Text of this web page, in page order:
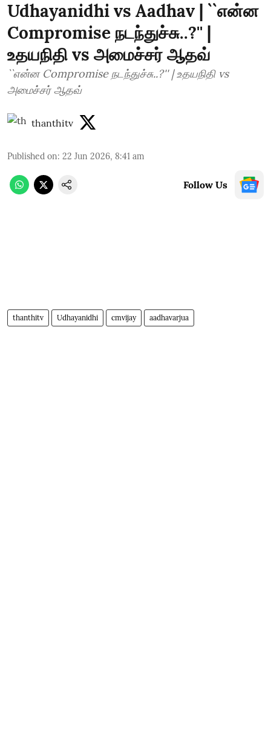
Udhayanidhi vs Aadhav | ``என்ன
Compromise நடந்துச்சு..?'' |
உதயநிதி vs அமைச்சர் ஆதவ்
``என்ன Compromise நடந்துச்சு..?'' | உதயநிதி vs
அமைச்சர் ஆதவ்
thanthitv
Published on: 22 Jun 2026, 8:41 am
Follow Us
thanthitv Udhayanidhi cmvijay aadhavarjua